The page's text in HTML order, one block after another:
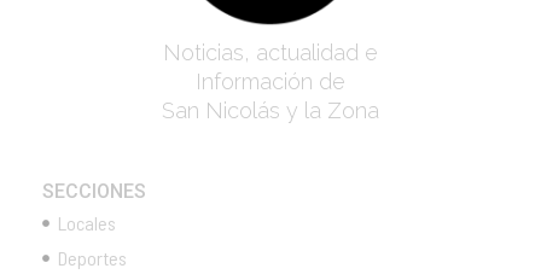
Noticias, actualidad e
Información de
San Nicolás y la Zona
SECCIONES
Locales
Deportes